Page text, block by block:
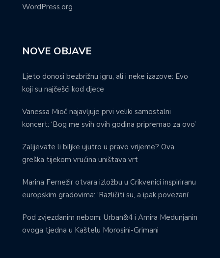
WordPress.org
NOVE OBJAVE
Ljeto donosi bezbrižnu igru, ali i neke izazove: Evo
koji su najčešći kod djece
Vanessa Mioč najavljuje prvi veliki samostalni
koncert: ‘Bog me svih ovih godina pripremao za ovo’
Zalijevate li biljke ujutro u pravo vrijeme? Ova
greška tijekom vrućina uništava vrt
Marina Fernežir otvara izložbu u Crikvenici inspiriranu
europskim gradovima: ‘Različiti su, a ipak povezani’
Pod zvjezdanim nebom: Urban&4 i Amira Medunjanin
ovoga tjedna u Kaštelu Morosini-Grimani